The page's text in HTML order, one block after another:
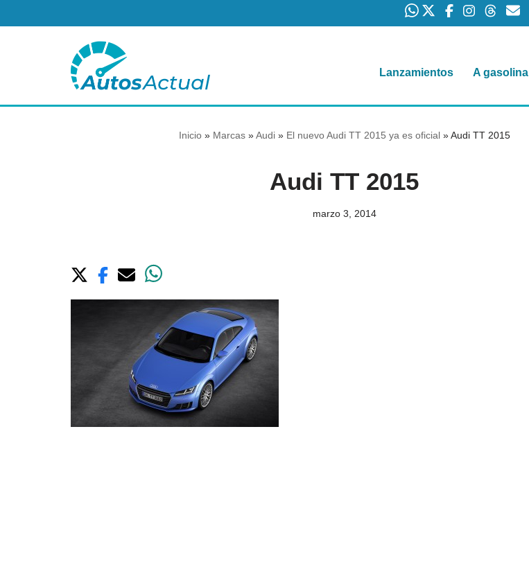
contenido
Lanzamientos A gasolina
Inicio» Marcas»Audi» El nuevo Audi TT 2015 ya es oficial»Audi TT 2015
Audi TT 2015
marzo 3, 2014